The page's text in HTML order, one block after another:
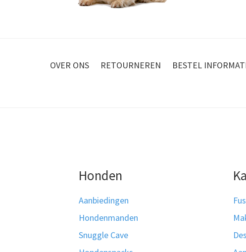
OVER ONS RETOURNEREN BESTEL
Honden
Aanbiedingen
Hondenmanden
Snuggle Cave